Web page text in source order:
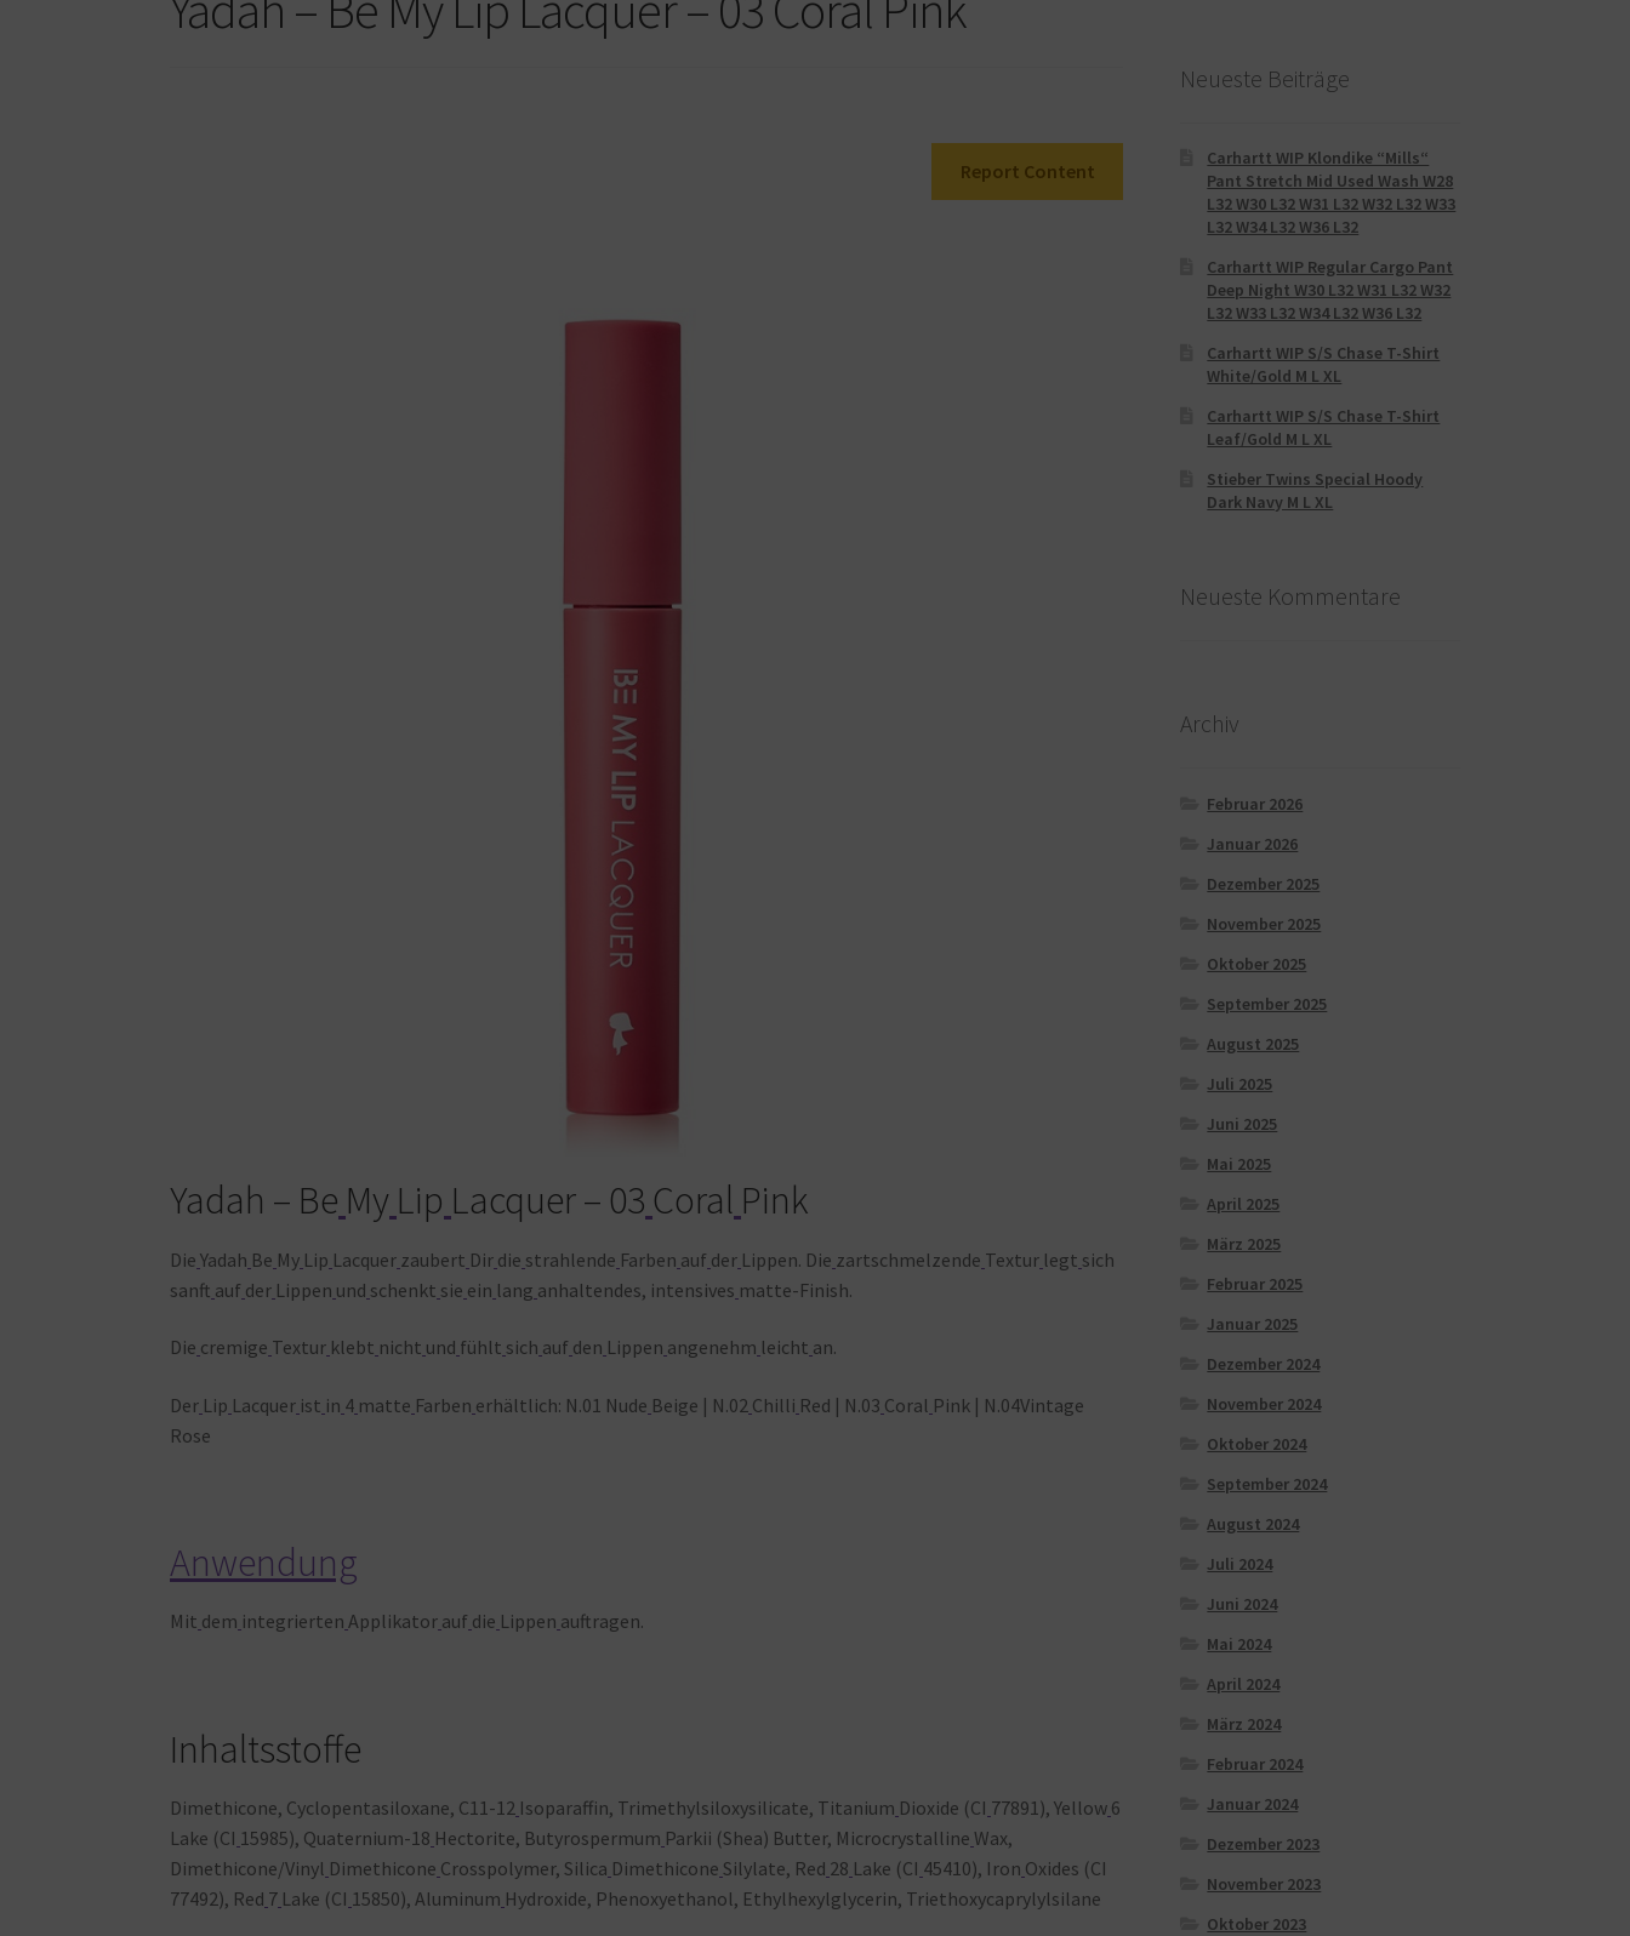
Report Content
Yadah – Be My Lip Lacquer – 03 Coral Pink
Die Yadah Be My Lip Lacquer zaubert Dir die strahlende Farben auf der Lippen. Die zartschmelzende Textur legt sich
sanft auf der Lippen und schenkt sie ein lang anhaltendes, intensives matte-Finish.
Die cremige Textur klebt nicht und fühlt sich auf den Lippen angenehm leicht an.
Der Lip Lacquer ist in 4 matte Farben erhältlich: N.01 Nude Beige | N.02 Chilli Red | N.03 Coral Pink | N.04Vintage
Rose
Anwendung
Mit dem integrierten Applikator auf die Lippen auftragen.
Inhaltsstoffe
Dimethicone, Cyclopentasiloxane, C11-12 Isoparaffin, Trimethylsiloxysilicate, Titanium Dioxide (CI 77891), Yellow 6
Lake (CI 15985), Quaternium-18 Hectorite, Butyrospermum Parkii (Shea) Butter, Microcrystalline Wax,
Dimethicone/Vinyl Dimethicone Crosspolymer, Silica Dimethicone Silylate, Red 28 Lake (CI 45410), Iron Oxides (CI
77492), Red 7 Lake (CI 15850), Aluminum Hydroxide, Phenoxyethanol, Ethylhexylglycerin, Triethoxycaprylylsilane
Neueste Beiträge
Carhartt WIP Klondike “Mills“
Pant Stretch Mid Used Wash W28
L32 W30 L32 W31 L32 W32 L32 W33
L32 W34 L32 W36 L32
Carhartt WIP Regular Cargo Pant
Deep Night W30 L32 W31 L32 W32
L32 W33 L32 W34 L32 W36 L32
Carhartt WIP S/S Chase T-Shirt
White/Gold M L XL
Carhartt WIP S/S Chase T-Shirt
Leaf/Gold M L XL
Stieber Twins Special Hoody
Dark Navy M L XL
Neueste Kommentare
Archiv
Februar 2026
Januar 2026
Dezember 2025
November 2025
Oktober 2025
September 2025
August 2025
Juli 2025
Juni 2025
Mai 2025
April 2025
März 2025
Februar 2025
Januar 2025
Dezember 2024
November 2024
Oktober 2024
September 2024
August 2024
Juli 2024
Juni 2024
Mai 2024
April 2024
März 2024
Februar 2024
Januar 2024
Dezember 2023
November 2023
Oktober 2023